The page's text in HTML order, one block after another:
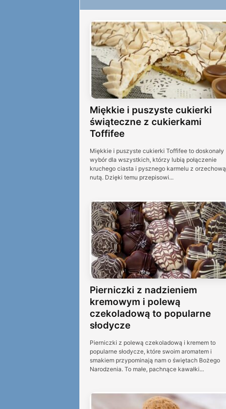
Miękkie i puszyste cukierki
świąteczne z cukierkami
Toffifee
Miękkie i puszyste cukierki Toffifee to doskonały
wybór dla wszystkich, którzy lubią połączenie
kruchego ciasta i pysznego karmelu z orzechową
nutą. Dzięki temu przepisowi...
Pierniczki z nadzieniem
kremowym i polewą
czekoladową to popularne
słodycze
Pierniczki z polewą czekoladową i kremem to
popularne słodycze, które swoim aromatem i
smakiem przypominają nam o świętach Bożego
Narodzenia. To małe, pachnące kawałki...